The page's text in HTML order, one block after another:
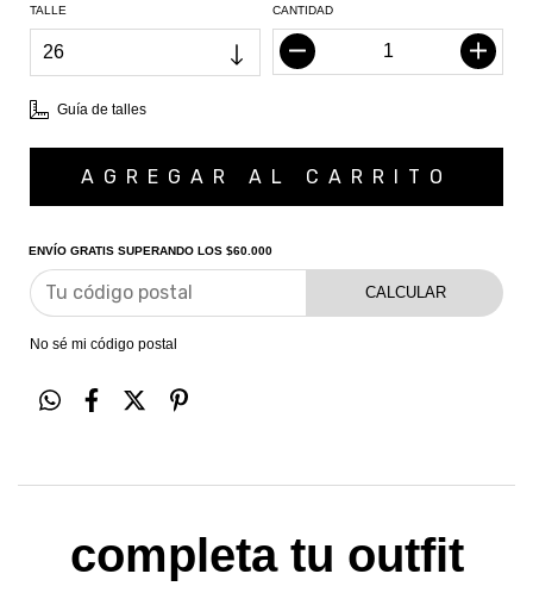
TALLE CANTIDAD
Guía de talles
Envío gratis $60.000
ENVÍO GRATIS SUPERANDO LOS $60.000
CALCULAR
No sé mi código postal
completa tu outfit